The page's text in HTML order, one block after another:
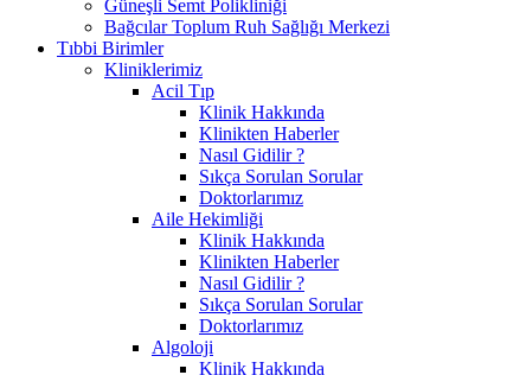
Güneşli Semt Polikliniği
Bağcılar Toplum Ruh Sağlığı Merkezi
Tıbbi Birimler
Kliniklerimiz
Acil Tıp
Klinik Hakkında
Klinikten Haberler
Nasıl Gidilir ?
Sıkça Sorulan Sorular
Doktorlarımız
Aile Hekimliği
Klinik Hakkında
Klinikten Haberler
Nasıl Gidilir ?
Sıkça Sorulan Sorular
Doktorlarımız
Algoloji
Klinik Hakkında